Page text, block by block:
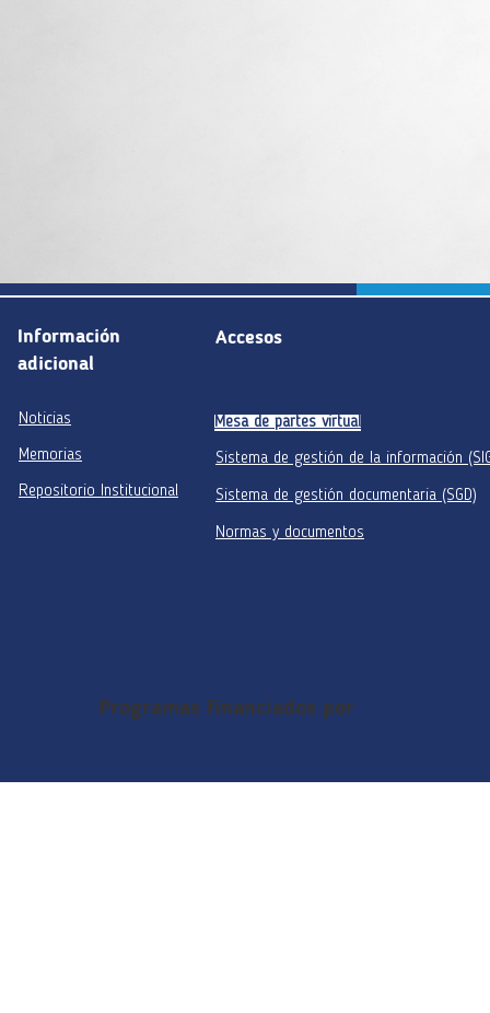
Información
adicional
Noticias
Memorias
Repositorio Institucional
Accesos
Mesa de partes virtual
Sistema de gestión de la información
Sistema de gestión documentaria (SGD)
Normas y documentos
Programas financiados por